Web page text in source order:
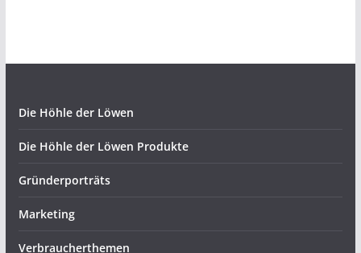
Die Höhle der Löwen
Die Höhle der Löwen Produkte
Gründerporträts
Marketing
Verbraucherthemen